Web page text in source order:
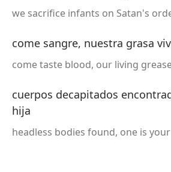
we sacrifice infants on Satan's
come sangre, nuestra grasa
come taste blood, our living
cuerpos decapitados
hija
headless bodies found, one is